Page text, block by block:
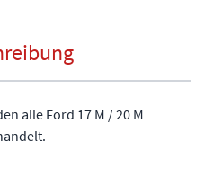
alle Ford 17 M / 20 M